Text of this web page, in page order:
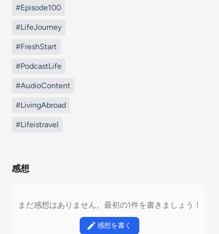
#Episode100
#LifeJourney
#FreshStart
#PodcastLife
#AudioContent
#LivingAbroad
#Lifeistravel
感想
まだ感想はありません。最初の1件を書きましょう！
感想を書く